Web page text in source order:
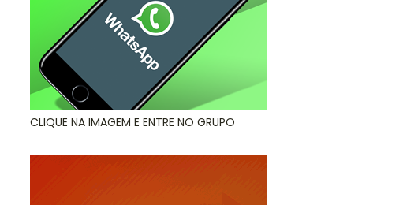
CLIQUE NA IMAGEM E ENTRE NO GRUPO